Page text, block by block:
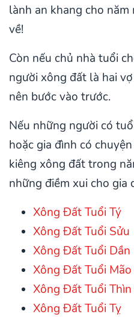
lành an khang cho
về!
Còn nếu chủ nhà tuổi
người xông đất là hai
nên bước vào trước.
Nếu những người có
hoặc gia đình có
kiêng xông đất trong
những điềm xui cho gia
Xông Đất Tuổi Tý
Xông Đất Tuổi Sửu
Xông Đất Tuổi Dần
Xông Đất Tuổi Mão
Xông Đất Tuổi Thìn
Xông Đất Tuổi Tỵ